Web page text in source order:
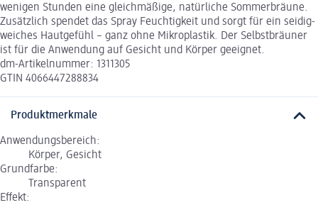
wenigen Stunden eine gleichmäßige, natürliche Sommerbräune.
Zusätzlich spendet das Spray Feuchtigkeit und sorgt für ein seidig-
weiches Hautgefühl – ganz ohne Mikroplastik. Der Selbstbräuner
ist für die Anwendung auf Gesicht und Körper geeignet.
dm-Artikelnummer: 1311305
GTIN 4066447288834
Produktmerkmale
Anwendungsbereich:
Körper, Gesicht
Grundfarbe:
Transparent
Effekt: